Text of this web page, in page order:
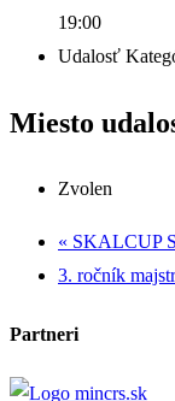
19:00
Udalosť
Miesto
Zvolen
« SKALCUP
3. ročník
Partneri